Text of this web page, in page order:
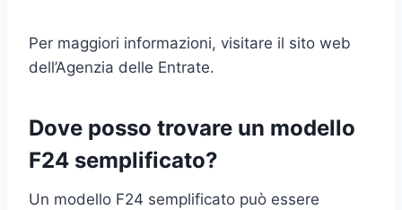
Per maggiori informazioni, visitare il sito web
dell’Agenzia delle Entrate.
Dove posso trovare un modello
F24 semplificato?
Un modello F24 semplificato può essere